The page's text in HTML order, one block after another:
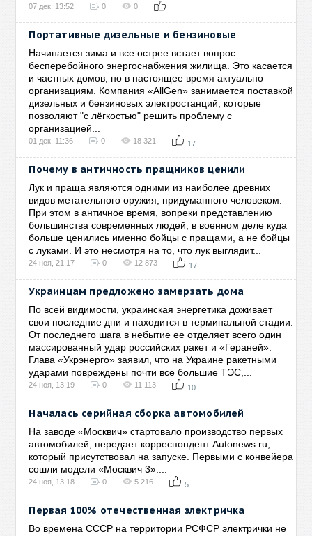
07 дек, 13:52 0 0
Портативные дизельные и бензиновые
Начинается зима и все острее встает вопрос
бесперебойного энергоснабжения жилища. Это касается
и частных домов, но в настоящее время актуально
организациям. Компания «AllGen» занимается поставкой
дизельных и бензиновых электростанций, которые
позволяют "с лёгкостью" решить проблему с
организацией...
01 дек, 11:36 0 18 321 17
Почему в античность пращников ценили
Лук и праща являются одними из наиболее древних
видов метательного оружия, придуманного человеком.
При этом в античное время, вопреки представлению
большинства современных людей, в военном деле куда
больше ценились именно бойцы с пращами, а не бойцы
с луками. И это несмотря на то, что лук выглядит...
24 ноя, 21:17 0 12 873 17
Украинцам предложено замерзать дома
По всей видимости, украинская энергетика доживает
свои последние дни и находится в терминальной стадии.
От последнего шага в небытие ее отделяет всего один
массированный удар российских ракет и «Гераней».
Глава «Укрэнерго» заявил, что на Украине ракетными
ударами повреждены почти все большие ТЭС,...
24 ноя, 13:19 0 11 113 10
Началась серийная сборка автомобилей
На заводе «Москвич» стартовало производство первых
автомобилей, передает корреспондент Autonews.ru,
который присутствовал на запуске. Первыми с конвейера
сошли модели «Москвич 3»....
24 ноя, 13:18 0 5 216 5
Первая 100% отечественная электричка
Во времена СССР на территории РСФСР электрички не